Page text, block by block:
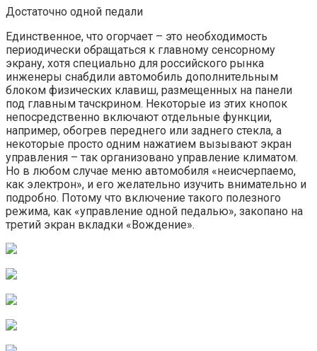
Достаточно одной педали
Единственное, что огорчает – это необходимость
периодически обращаться к главному сенсорному
экрану, хотя специально для российского рынка
инженеры снабдили автомобиль дополнительным
блоком физических клавиш, размещенных на панели
под главным тачскрином. Некоторые из этих кнопок
непосредственно включают отдельные функции,
например, обогрев переднего или заднего стекла, а
некоторые просто одним нажатием вызывают экран
управления – так организовано управление климатом.
Но в любом случае меню автомобиля «неисчерпаемо,
как электрон», и его желательно изучить внимательно и
подробно. Потому что включение такого полезного
режима, как «управление одной педалью», закопано на
третий экран вкладки «Вождение».